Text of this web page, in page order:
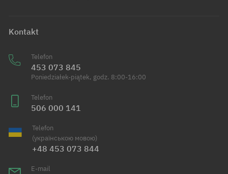
Kontakt
Telefon
453 073 845
Poniedziałek-piątek, godz. 8:00-16:00
Telefon
506 000 141
Telefon
(українською мовою)
+48 453 073 844
E-mail